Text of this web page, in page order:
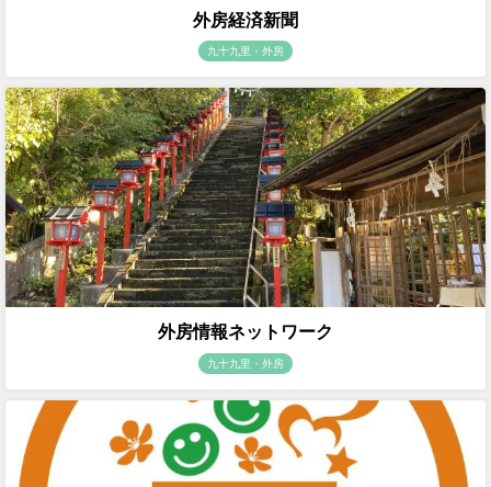
外房経済新聞
九十九里・外房
外房情報ネットワーク
九十九里・外房